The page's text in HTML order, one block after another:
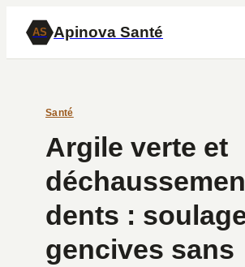
AS Apinova Santé
Santé
Argile verte et
dents :
gencives sans